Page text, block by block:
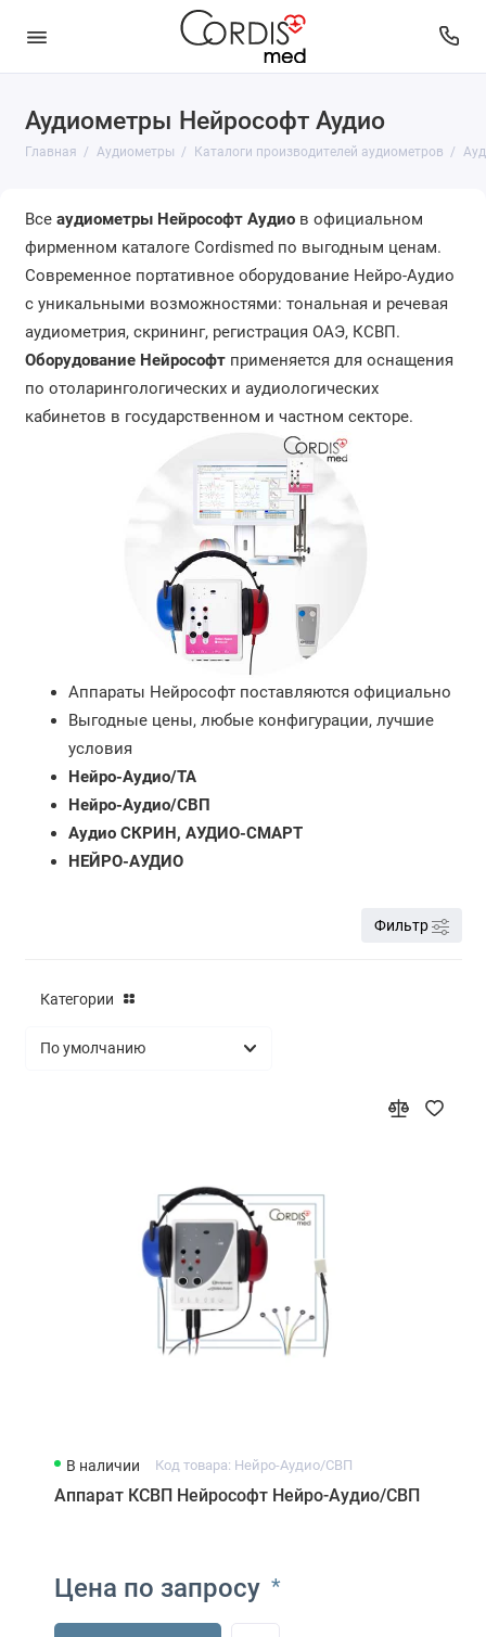
Аудиометры Нейрософт Аудио
Главная Аудиометры Каталоги производителей аудиометров
Автоматизированные аудиометры
Каталоги производителей аудиометров
аудиометров
Диагностические аудиометры
Клинические аудиометры
Системы регистрации отоакустической
Аппараты КСВП
Аудиометры для новорожденных и детей
раннего возраста
Портативные аудиометры
Тональные аудиометры
Шумозащитные кабины
Все аудиометры Нейрософт Аудиов официальном
фирменном каталоге Cordismed по выгодным ценам.
Современное портативное оборудование Нейро-Аудио
с уникальными возможностями: тональная и речевая
аудиометрия, скрининг, регистрация ОАЭ, КСВП.
Оборудование Нейрософтприменяется для оснащения
по отоларингологических и аудиологических
кабинетов в государственном и частном секторе.
Аппараты Нейрософт поставляются официально
Выгодные цены, любые конфигурации, лучшие
условия
Нейро-Аудио/ТА
Нейро-Аудио/СВП
Аудио СКРИН, АУДИО-СМАРТ
НЕЙРО-АУДИО
Фильтр
Категории
В наличии Код товара: Нейро-Аудио/СВП
Аппарат КСВП Нейрософт Нейро-Аудио/СВП
Цена по запросу *